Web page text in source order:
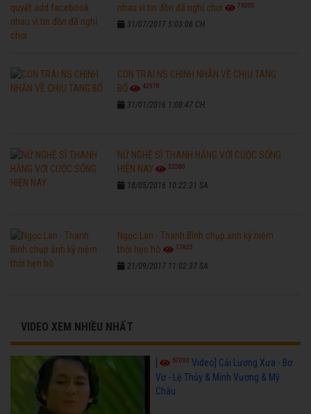
nhau vì tin đồn đã nghỉ chơi
76305
31/07/2017 5:03:06 CH
CON TRAI NS CHINH NHẪN VỀ CHỊU TANG
BỐ
42978
31/01/2016 1:08:47 CH
NỮ NGHỆ SĨ THANH HẰNG VỚI CUỘC SỐNG
HIỆN NAY
32580
18/05/2016 10:22:21 SA
Ngọc Lan - Thanh Bình chụp ảnh kỷ niệm
thời hẹn hò
17825
21/09/2017 11:02:37 SA
VIDEO XEM NHIỀU NHẤT
[ 67090 Video] Cải Lương Xưa - Bơ
Vơ - Lệ Thủy & Minh Vương & Mỹ
Châu